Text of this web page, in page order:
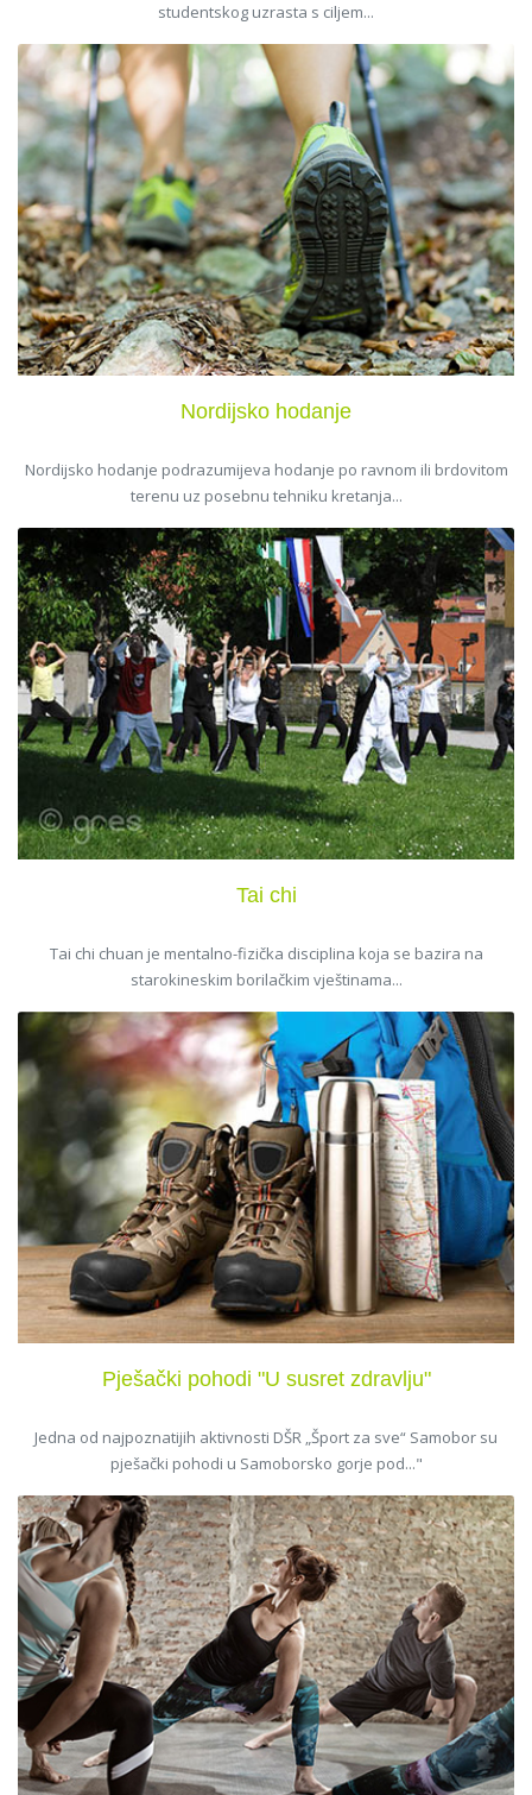
studentskog uzrasta s ciljem...
Nordijsko hodanje
Nordijsko hodanje podrazumijeva hodanje po ravnom ili brdovitom
terenu uz posebnu tehniku kretanja...
Tai chi
Tai chi chuan je mentalno-fizička disciplina koja se bazira na
starokineskim borilačkim vještinama...
Pješački pohodi "U susret zdravlju"
Jedna od najpoznatijih aktivnosti DŠR „Šport za sve“ Samobor su
pješački pohodi u Samoborsko gorje pod..."